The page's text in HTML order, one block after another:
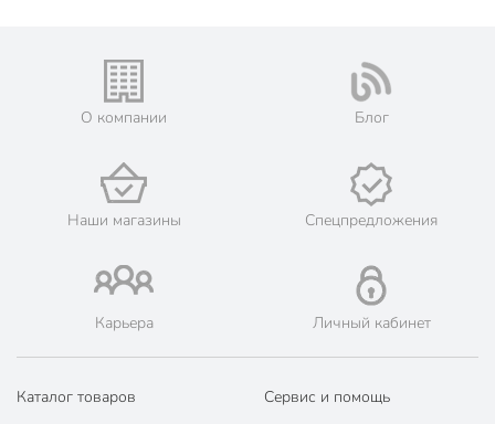
О компании Блог
Наши магазины Спецпредложения
Карьера Личный кабинет
Каталог товаров Сервис и помощь